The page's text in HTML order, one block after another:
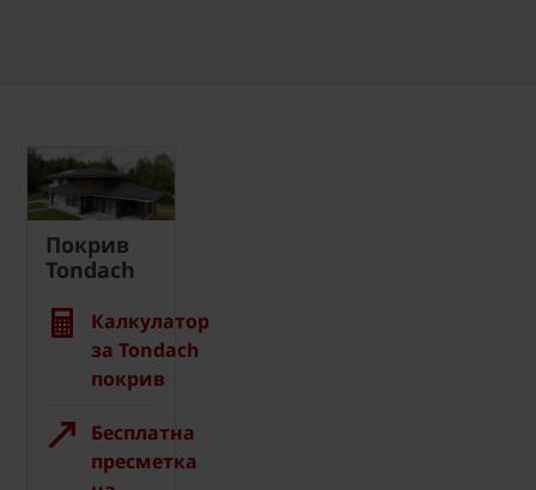
Покрив
Tondach
Калкулатор
за Tondach
покрив
Бесплатна
пресметка